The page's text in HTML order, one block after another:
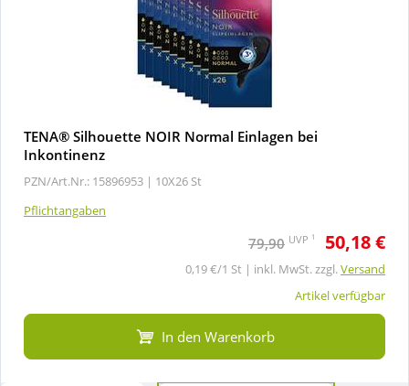
TENA® Silhouette NOIR Normal Einlagen bei
Inkontinenz
PZN/Art.Nr.: 15896953 | 10X26 St
Pflichtangaben
79,90 UVP 1 50,18 €
0,19 €/1 St | inkl. MwSt. zzgl.Versand
Artikel verfügbar
In den Warenkorb